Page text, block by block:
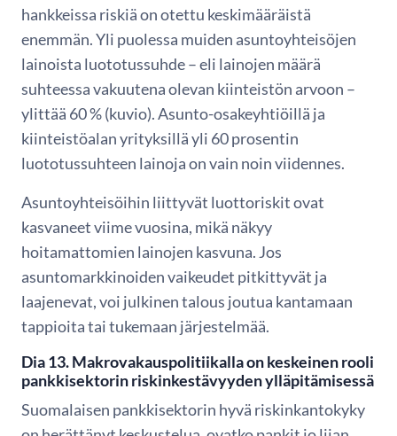
hankkeissa riskiä on otettu keskimääräistä
enemmän. Yli puolessa muiden asuntoyhteisöjen
lainoista luototussuhde – eli lainojen määrä
suhteessa vakuutena olevan kiinteistön arvoon –
ylittää 60 % (kuvio). Asunto-osakeyhtiöillä ja
kiinteistöalan yrityksillä yli 60 prosentin
luototussuhteen lainoja on vain noin viidennes.
Asuntoyhteisöihin liittyvät luottoriskit ovat
kasvaneet viime vuosina, mikä näkyy
hoitamattomien lainojen kasvuna. Jos
asuntomarkkinoiden vaikeudet pitkittyvät ja
laajenevat, voi julkinen talous joutua kantamaan
tappioita tai tukemaan järjestelmää.
Dia 13. Makrovakauspolitiikalla on keskeinen rooli
pankkisektorin riskinkestävyyden ylläpitämisessä
Suomalaisen pankkisektorin hyvä riskinkantokyky